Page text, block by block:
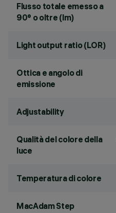
Flusso totale emesso a
90° o oltre (lm)
Light output ratio (LOR)
Ottica e angolo di
emissione
Adjustability
Qualità del colore della
luce
Temperatura di colore
MacAdam Step